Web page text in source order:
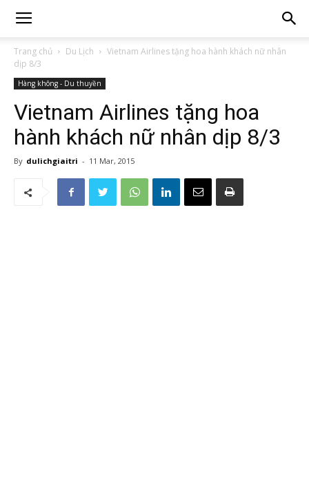
Trang chủ Du Lịch
Vietnam Airlines tặng hoa hành khách nữ nhân
dịp 8/3
Hàng không - Du thuyền
Vietnam Airlines tặng hoa
hành khách nữ nhân dịp 8/3
By dulichgiaitri - 11 Mar, 2015